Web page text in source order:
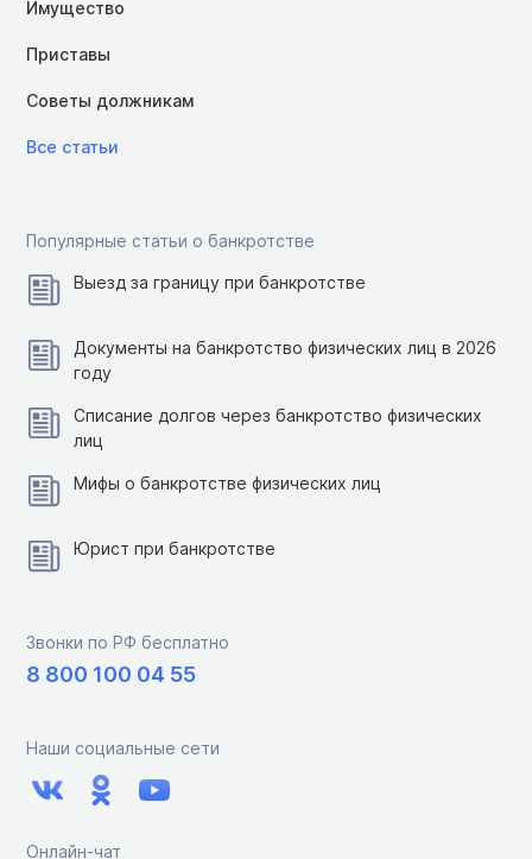
Имущество
Приставы
Советы должникам
Все статьи
Популярные статьи о банкротстве
Выезд за границу при банкротстве
Документы на банкротство физических лиц в 2026
году
Списание долгов через банкротство физических
лиц
Мифы о банкротстве физических лиц
Юрист при банкротстве
Звонки по РФ бесплатно
8 800 100 04 55
Наши социальные сети
Онлайн-чат